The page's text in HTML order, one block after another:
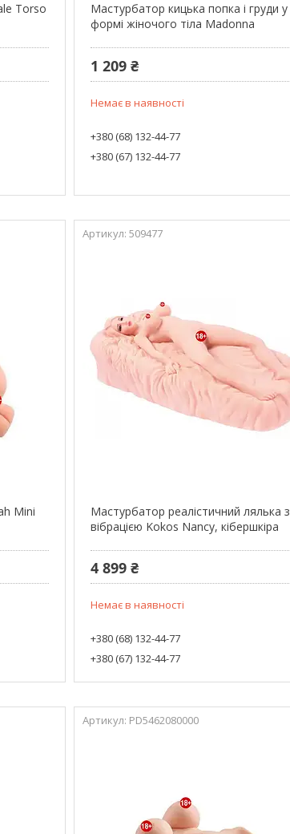
Torso
Мастурбатор кицька попка і груди у
формі жіночого тіла Madonna
1 209 ₴
Немає в наявності
+380 (68) 132-44-77
+380 (67) 132-44-77
Mini
509477
Мастурбатор реалістичний лялька з
вібрацією Kokos Nancy, кібершкіра
4 899 ₴
Немає в наявності
+380 (68) 132-44-77
+380 (67) 132-44-77
PD5462080000